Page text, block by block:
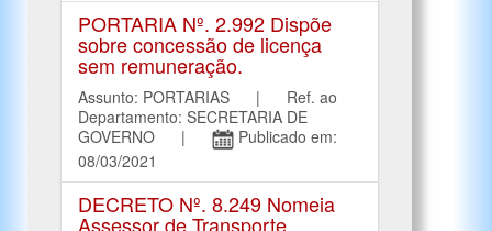
PORTARIA Nº. 2.992 Dispõe
sobre concessão de licença
sem remuneração.
Assunto: PORTARIAS | Ref. ao
Departamento: SECRETARIA DE
GOVERNO |
Publicado em:
08/03/2021
DECRETO Nº. 8.249 Nomeia
Assessor de Transporte